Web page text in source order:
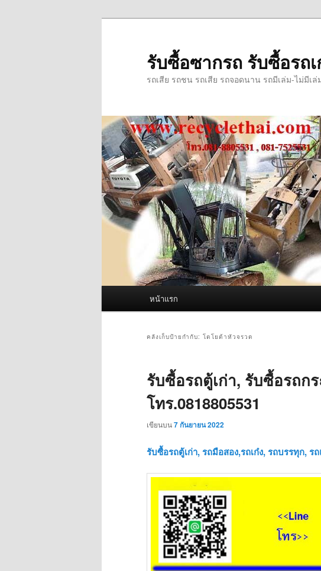
รับซื้อซากรถ รับซื้อรถเ
รถเสีย รถชน รถเสีย รถจอดนาน รถมีเล่ม-ไม่มีเล่
หน้าแรก
คลังเก็บป้ายกำกับ: โตโยต้าหัวจรวด
รับซื้อรถตู้เก่า, รับซื้อรถกร
โทร.0818805531
เขียนบน7 กันยายน 2022
รับซื้อรถตู้เก่า, รถมือสอง,รถเก๋ง, รถบรรทุก, ร